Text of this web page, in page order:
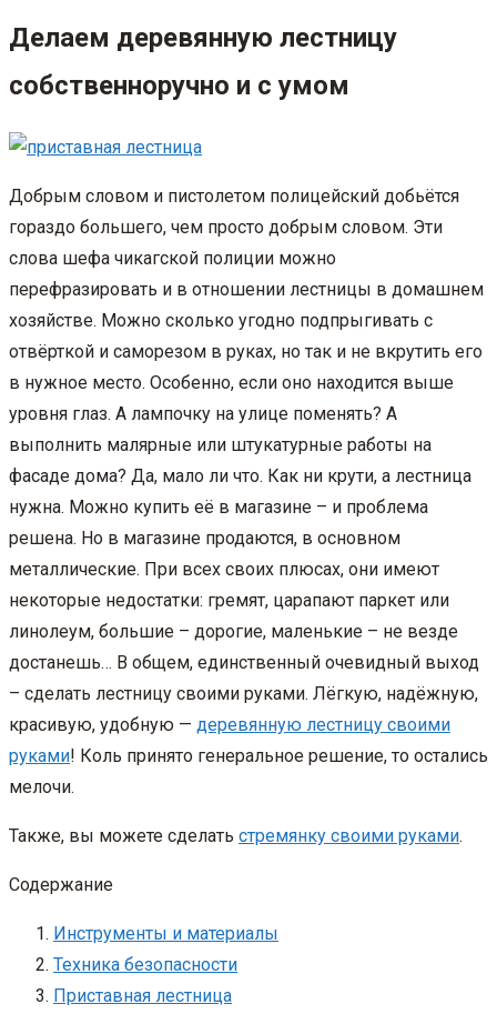
Делаем деревянную лестницу
собственноручно и с умом
Добрым словом и пистолетом полицейский добьётся
гораздо большего, чем просто добрым словом. Эти
слова шефа чикагской полиции можно
перефразировать и в отношении лестницы в домашнем
хозяйстве. Можно сколько угодно подпрыгивать с
отвёрткой и саморезом в руках, но так и не вкрутить его
в нужное место. Особенно, если оно находится выше
уровня глаз. А лампочку на улице поменять? А
выполнить малярные или штукатурные работы на
фасаде дома? Да, мало ли что. Как ни крути, а лестница
нужна. Можно купить её в магазине – и проблема
решена. Но в магазине продаются, в основном
металлические. При всех своих плюсах, они имеют
некоторые недостатки: гремят, царапают паркет или
линолеум, большие – дорогие, маленькие – не везде
достанешь… В общем, единственный очевидный выход
– сделать лестницу своими руками. Лёгкую, надёжную,
красивую, удобную — деревянную лестницу своими
руками! Коль принято генеральное решение, то остались
мелочи.
Также, вы можете сделать стремянку своими руками.
Содержание
Инструменты и материалы
Техника безопасности
Приставная лестница